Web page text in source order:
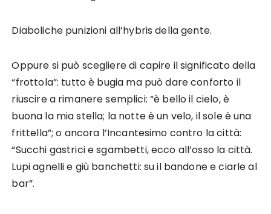
Diaboliche punizioni all’hybris della gente.
Oppure si può scegliere di capire il significato della
“frottola”: tutto è bugia ma può dare conforto il
riuscire a rimanere semplici: “è bello il cielo, è
buona la mia stella; la notte è un velo, il sole è una
frittella”; o ancora l’Incantesimo contro la città:
“Succhi gastrici e sgambetti, ecco all’osso la città.
Lupi agnelli e giù banchetti: su il bandone e ciarle al
bar”.